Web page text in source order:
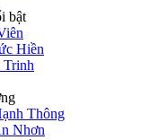
bật
Hiền
Trinh
Thông
Nhơn